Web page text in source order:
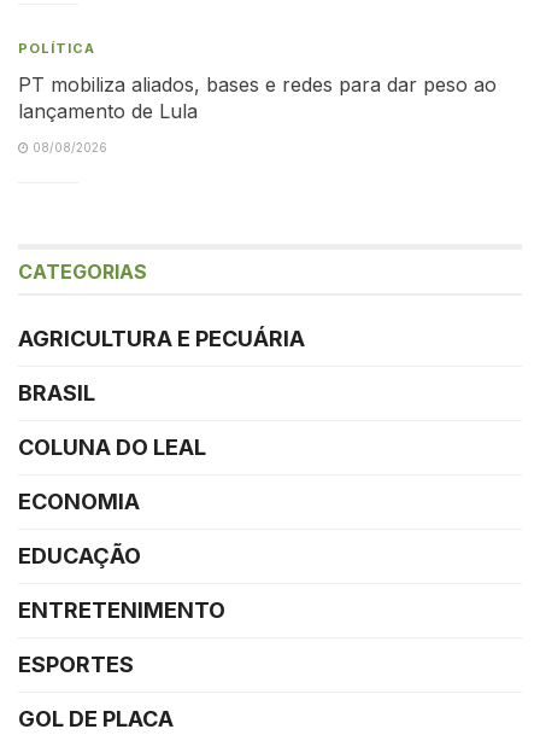
POLÍTICA
PT mobiliza aliados, bases e redes para dar peso ao
lançamento de Lula
08/08/2026
CATEGORIAS
AGRICULTURA E PECUÁRIA
BRASIL
COLUNA DO LEAL
ECONOMIA
EDUCAÇÃO
ENTRETENIMENTO
ESPORTES
GOL DE PLACA